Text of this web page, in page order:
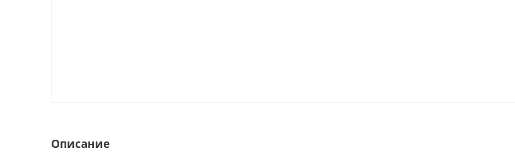
Описание